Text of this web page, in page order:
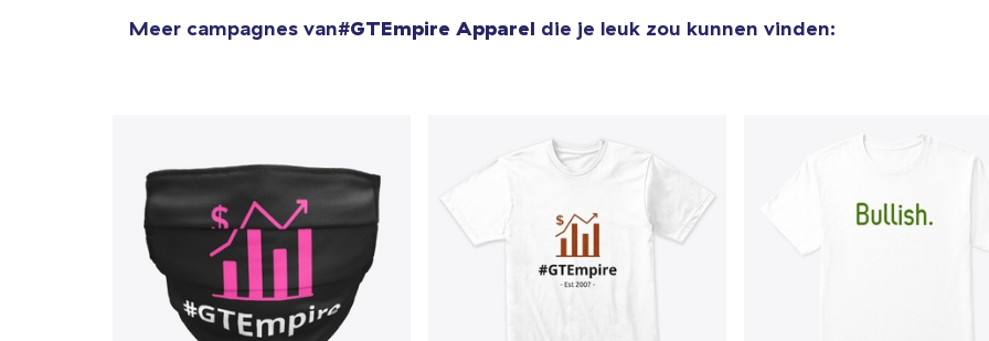
Meer campagnes van#GTEmpire Apparel die je leuk zou kunnen vinden:
US$ 35,99
Comfort Tee
Kids Classic Pullover Hoodie
US$ 36,99